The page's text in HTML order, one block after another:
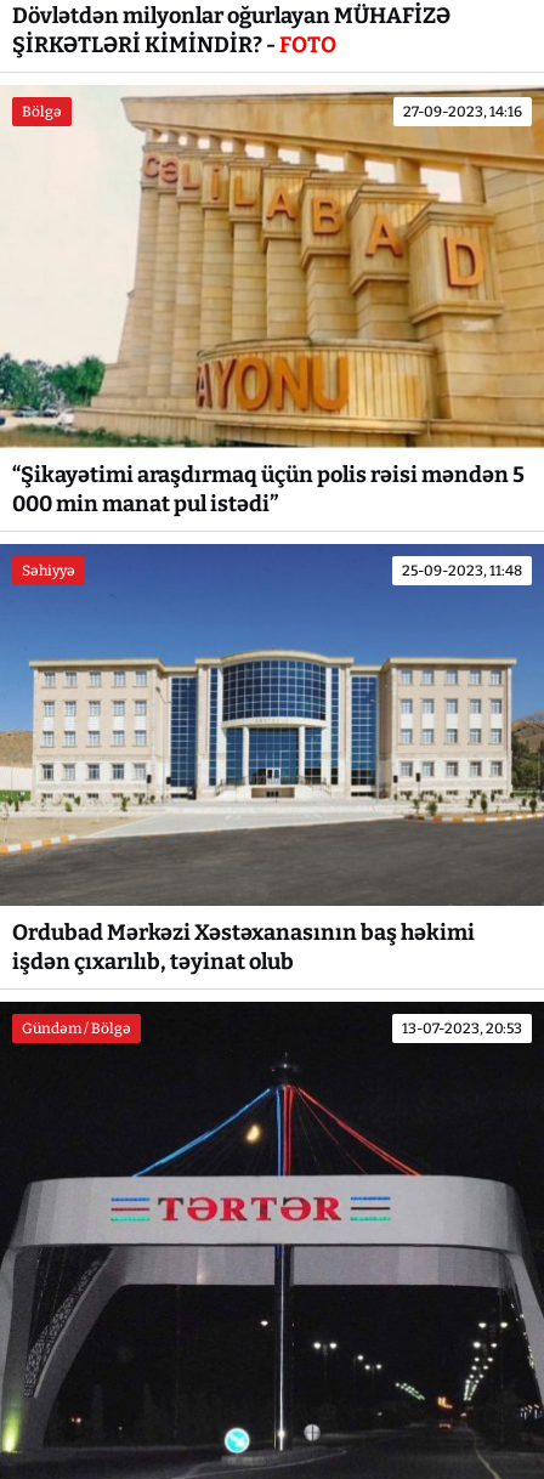
Dövlətdən milyonlar oğurlayan MÜHAFİZƏ
ŞİRKƏTLƏRİ KİMİNDİR? -FOTO
Bölgə 27-09-2023, 14:16
“Şikayətimi araşdırmaq üçün polis rəisi məndən 5
000 min manat pul istədi”
Səhiyyə 25-09-2023, 11:48
Ordubad Mərkəzi Xəstəxanasının baş həkimi
işdən çıxarılıb, təyinat olub
Gündəm / Bölgə 13-07-2023, 20:53